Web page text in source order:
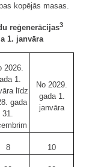
kopējās masas.
reģenerācijas3
1. janvāra
2026.
1.
līdz
gada
31.
No 2029.
gada 1.
janvāra
8 10